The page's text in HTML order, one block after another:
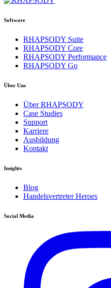
Software
RHAPSODY Suite
RHAPSODY Core
RHAPSODY Performance
RHAPSODY Go
Über Uns
Über RHAPSODY
Case Studies
Support
Karriere
Ausbildung
Kontakt
Insights
Blog
Handelsvertreter Heroes
Social Media